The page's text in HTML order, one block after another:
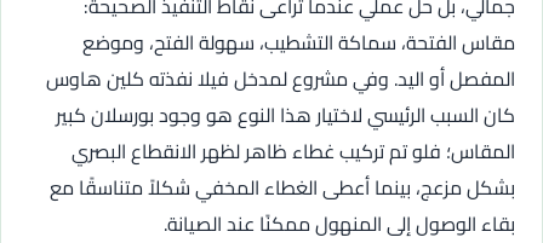
مقاس الفتحة، سماكة التشطيب، سهولة الفتح، وموضع
المفصل أو اليد. وفي مشروع لمدخل فيلا نفذته كلين هاوس
كان السبب الرئيسي لاختيار هذا النوع هو وجود بورسلان كبير
المقاس؛ فلو تم تركيب غطاء ظاهر لظهر الانقطاع البصري
بشكل مزعج، بينما أعطى الغطاء المخفي شكلاً متناسقًا مع
بقاء الوصول إلى المنهول ممكنًا عند الصيانة.